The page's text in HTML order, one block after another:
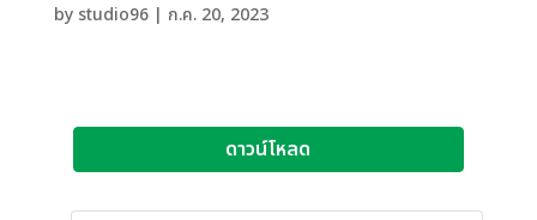
by studio96| ก.ค. 20, 2023
ดาวน์โหลด